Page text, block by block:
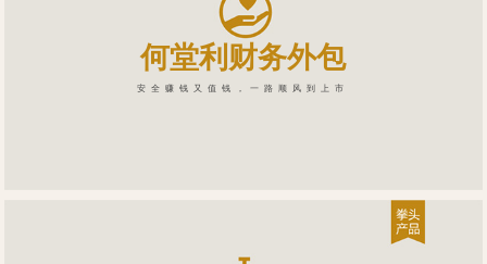
何堂利财务外包
安全赚钱又值钱，一路顺风到上市